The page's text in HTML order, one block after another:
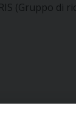
(Gruppo di